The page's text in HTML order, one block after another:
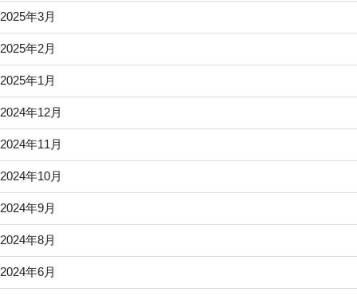
2025年3月
2025年2月
2025年1月
2024年12月
2024年11月
2024年10月
2024年9月
2024年8月
2024年6月